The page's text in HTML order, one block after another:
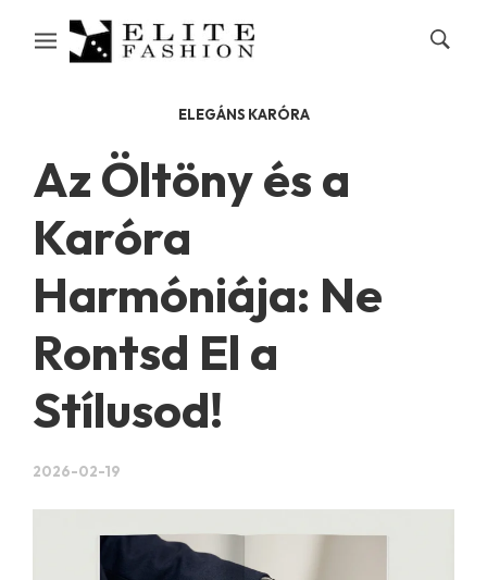
ELEGÁNS KARÓRA
Az Öltöny és a
Karóra
Harmóniája: Ne
Rontsd El a
Stílusod!
2026-02-19